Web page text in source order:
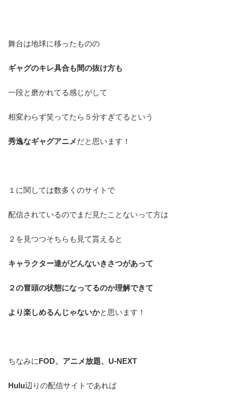
舞台は地球に移ったものの
ギャグのキレ具合も間の抜け方も
一段と磨かれてる感じがして
相変わらず笑ってたら５分すぎてるという
秀逸なギャグアニメだと思います！
１に関しては数多くのサイトで
配信されているのでまだ見たことないって方は
２を見つつそちらも見て貰えると
キャラクター達がどんないきさつがあって
２の冒頭の状態になってるのか理解できて
より楽しめるんじゃないかと思います！
ちなみにFOD、アニメ放題、U-NEXT
Hulu辺りの配信サイトであれば